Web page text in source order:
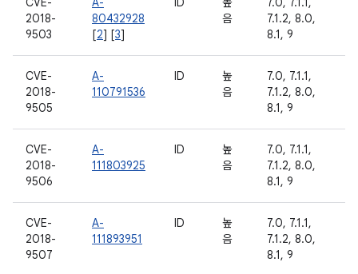
2018-
9503
80432928
[2] [3]
음
7.1.2, 8.0,
8.1, 9
CVE-
2018-
9505
A-
110791536
ID
높
음
7.0, 7.1.1,
7.1.2, 8.0,
8.1, 9
CVE-
2018-
9506
A-
111803925
ID
높
음
7.0, 7.1.1,
7.1.2, 8.0,
8.1, 9
CVE-
2018-
9507
A-
111893951
ID
높
음
7.0, 7.1.1,
7.1.2, 8.0,
8.1, 9